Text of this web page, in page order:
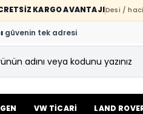
KARGO AVANTAJIDesi /
güvenin tek adresi
VW TİCARİ LAND